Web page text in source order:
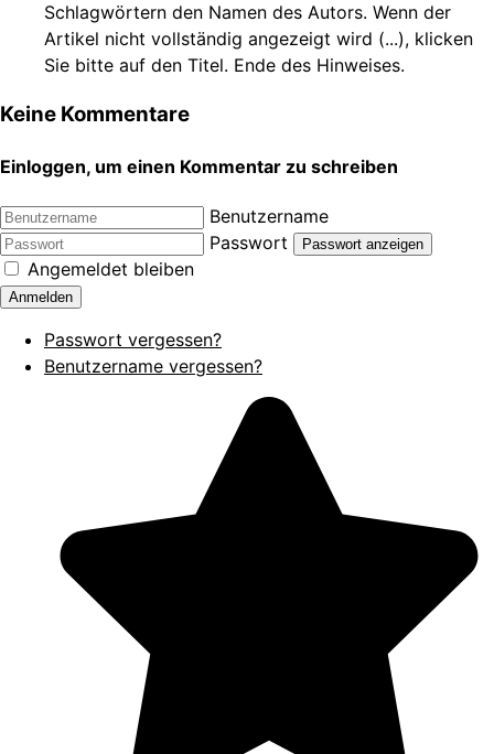
Schlagwörtern den Namen des Autors. Wenn der
Artikel nicht vollständig angezeigt wird (...), klicken
Sie bitte auf den Titel. Ende des Hinweises.
Keine Kommentare
Einloggen, um einen Kommentar zu schreiben
Benutzername
Passwort
Passwort anzeigen
Angemeldet bleiben
Anmelden
Passwort vergessen?
Benutzername vergessen?